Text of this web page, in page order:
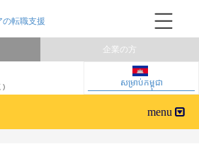
) សម្រាប់កម្ពុជា
企業の方